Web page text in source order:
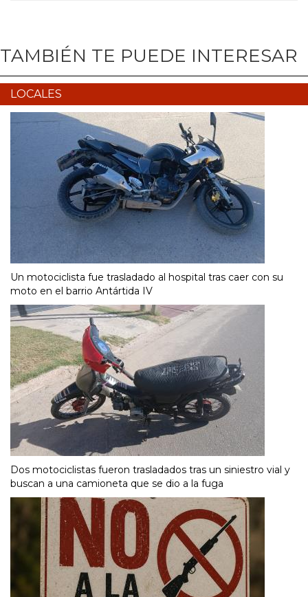
TAMBIÉN TE PUEDE INTERESAR
LOCALES
Un motociclista fue trasladado al hospital tras caer con su
moto en el barrio Antártida IV
Dos motociclistas fueron trasladados tras un siniestro vial y
buscan a una camioneta que se dio a la fuga